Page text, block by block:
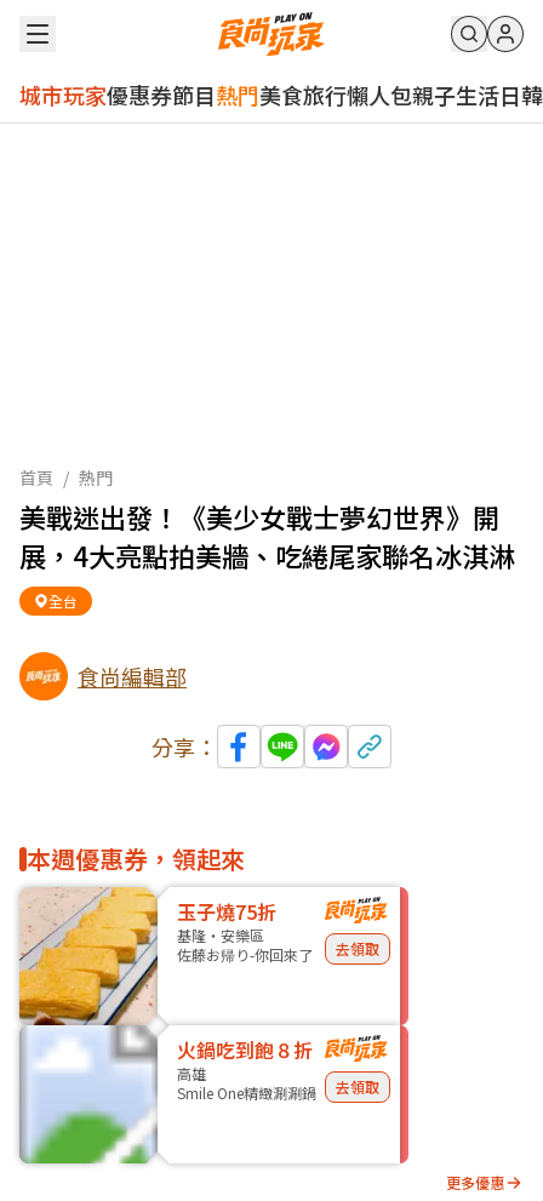
城市玩家優惠券節目熱門美食旅行懶人包親子生活日韓
首頁 / 熱門
美戰迷出發！《美少女戰士夢幻世界》開
展，4大亮點拍美牆、吃綣尾家聯名冰淇淋
全台
食尚編輯部
分享：
本週優惠券，領起來
玉子燒75折
基隆・安樂區
佐藤お帰り-你回來了
去領取
火鍋吃到飽８折
高雄
Smile One精緻涮涮鍋
去領取
更多優惠